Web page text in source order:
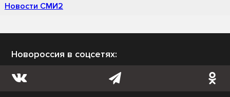
Новости СМИ2
Новороссия в соцсетях: